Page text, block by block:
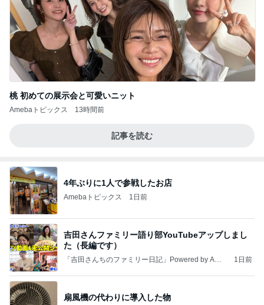
桃 初めての展示会と可愛いニット
Amebaトピックス 13時間前
記事を読む
4年ぶりに1人で参戦したお店
Amebaトピックス 1日前
吉田さんファミリー語り部YouTubeアップしまし
た（長編です）
「吉田さんちのファミリー日記」Powered by Ame
1日前
扇風機の代わりに導入した物